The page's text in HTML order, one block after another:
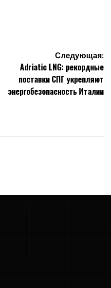
Следующая:
Adriatic LNG: рекордные
поставки СПГ укрепляют
энергобезопасность Италии